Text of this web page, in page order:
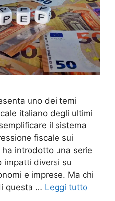
uno dei temi
italiano degli ultimi
il sistema
fiscale sui
introdotto una serie
impatti diversi su
e imprese. Ma chi
questa … Leggi tutto